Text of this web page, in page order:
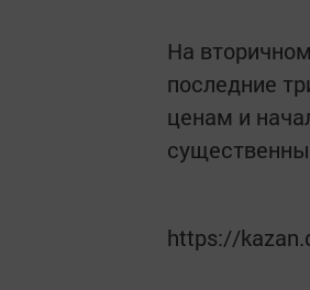
На
последние
ценам и
https://